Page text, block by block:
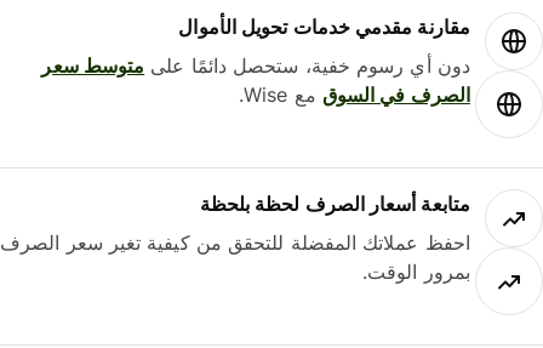
مقارنة مقدمي خدمات تحويل الأموال
دون أي رسوم خفية، ستحصل دائمًا علىمتوسط ​​سعر
الصرف في السوقمع Wise.
متابعة أسعار الصرف لحظة بلحظة
احفظ عملاتك المفضلة للتحقق من كيفية تغير سعر الصرف
بمرور الوقت.